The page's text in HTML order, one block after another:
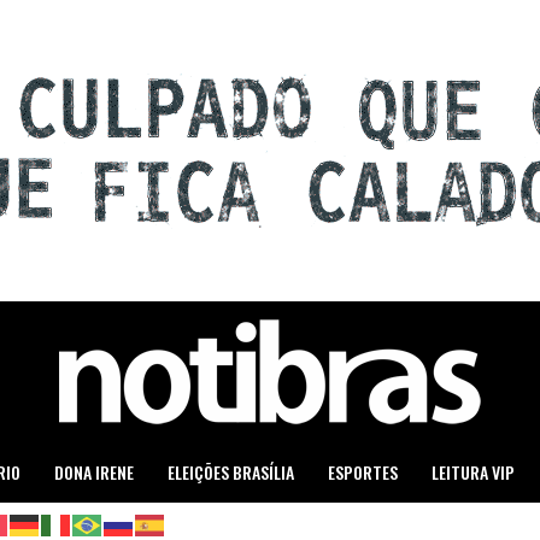
DONA IRENE ELEIÇÕES BRASÍLIA ESPORTES LEITURA VIP